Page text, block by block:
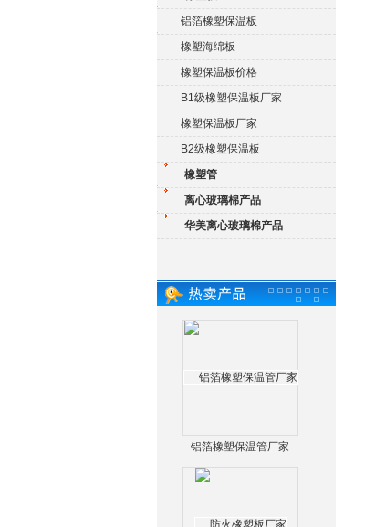
铝箔橡塑保温板
橡塑海绵板
橡塑保温板价格
B1级橡塑保温板厂家
橡塑保温板厂家
B2级橡塑保温板
橡塑管
离心玻璃棉产品
华美离心玻璃棉产品
铝箔橡塑保温管厂家